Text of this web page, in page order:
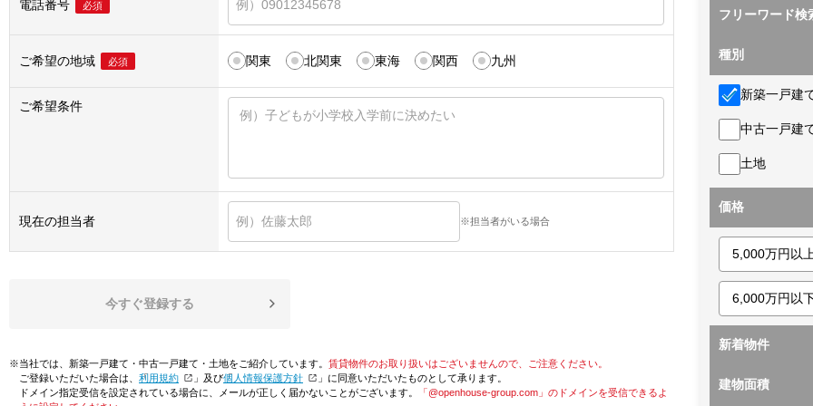
電話番号 必須
ご希望の地域 必須 関東 北関東 東海 関西 九州
ご希望条件
現在の担当者 ※担当者がいる場合
今すぐ登録する
※当社では、新築一戸建て・中古一戸建て・土地をご紹介しています。 賃貸物件のお取り扱いはございませんので、ご注意ください。
ご登録いただいた場合は、「利用規約 」及び「個人情報保護方針
」に同意いただいたものとして承ります。
ドメイン指定受信を設定されている場合に、メールが正しく届かないことがございます。
「@openhouse-group.com」のドメインを受信できるよ
フリーワード検
種別
新築一戸建
中古一戸建
土地
価格
新着物件
建物面積